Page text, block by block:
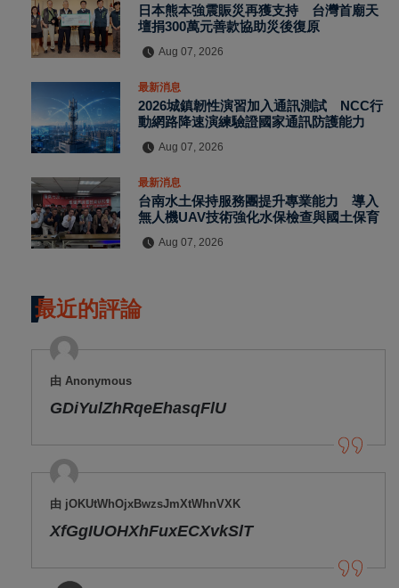
日本熊本強震賑災再獲支持 台灣首廟天
壇捐300萬元善款協助災後復原
Aug 07, 2026
最新消息
2026城鎮韌性演習加入通訊測試 NCC行
動網路降速演練驗證國家通訊防護能力
Aug 07, 2026
最新消息
台南水土保持服務團提升專業能力 導入
無人機UAV技術強化水保檢查與國土保育
Aug 07, 2026
最近的評論
由 Anonymous
GDiYulZhRqeEhasqFlU
由 jOKUtWhOjxBwzsJmXtWhnVXK
XfGgIUOHXhFuxECXvkSlT